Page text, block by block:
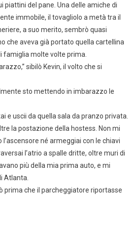
piattini del pane. Una delle amiche di
immobile, il tovagliolo a metà tra il
a suo merito, sembrò quasi
che aveva già portato quella cartellina
famiglia molte volte prima.
sibilò Kevin, il volto che si
sto mettendo in imbarazzo le
e uscii da quella sala da pranzo privata.
la postazione della hostess. Non mi
né armeggiai con le chiavi
l’atrio a spalle dritte, oltre muri di
più della mia prima auto, e mi
Atlanta.
prima che il parcheggiatore riportasse